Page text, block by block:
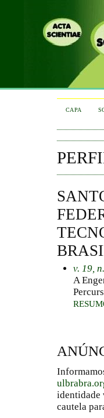
CAPA
v. 19,
A
identidade
cautela